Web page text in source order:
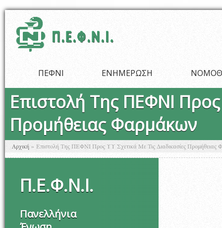
ΠΕΦΝΙ ΕΝΗΜΕΡΩΣΗ
Επιστολή Της ΠΕΦΝΙ Προς
Προμήθειας Φαρμάκων
Είστε εδώ
Αρχική » Επιστολή Της ΠΕΦΝΙ Προς ΥΥ Σχετικά Με Τις Διαδικασίες Προμήθειας
Π.Ε.Φ.Ν.Ι.
Πανελλήνια